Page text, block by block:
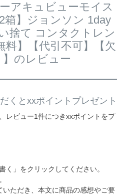
アキュビューモイス
箱】ジョンソン 1day
捨て コンタクトレン
料】【代引不可】【欠
のレビュー
くとxxポイントプレゼント
レビュー1件につきxxポイントをプ
く」をクリックしてください。
ただき、本文に商品の感想やご要